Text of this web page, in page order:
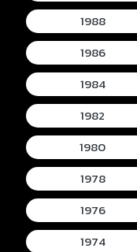
1988
1986
1984
1982
1980
1978
1976
1974